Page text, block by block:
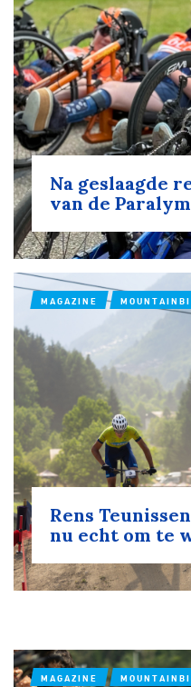
Na geslaagde
van de
MAGAZINE
Rens
nu echt om te
MAGAZINE